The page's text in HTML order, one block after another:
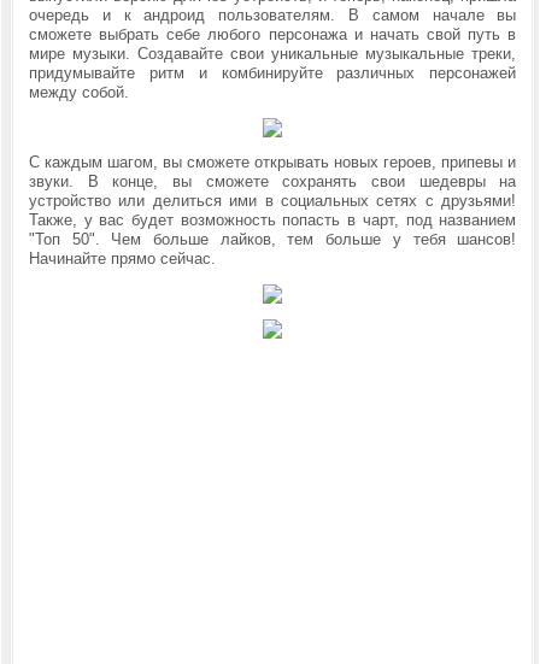
очередь и к андроид пользователям. В самом начале вы
сможете выбрать себе любого персонажа и начать свой путь в
мире музыки. Создавайте свои уникальные музыкальные треки,
придумывайте ритм и комбинируйте различных персонажей
между собой.
С каждым шагом, вы сможете открывать новых героев, припевы и
звуки. В конце, вы сможете сохранять свои шедевры на
устройство или делиться ими в социальных сетях с друзьями!
Также, у вас будет возможность попасть в чарт, под названием
"Топ 50". Чем больше лайков, тем больше у тебя шансов!
Начинайте прямо сейчас.